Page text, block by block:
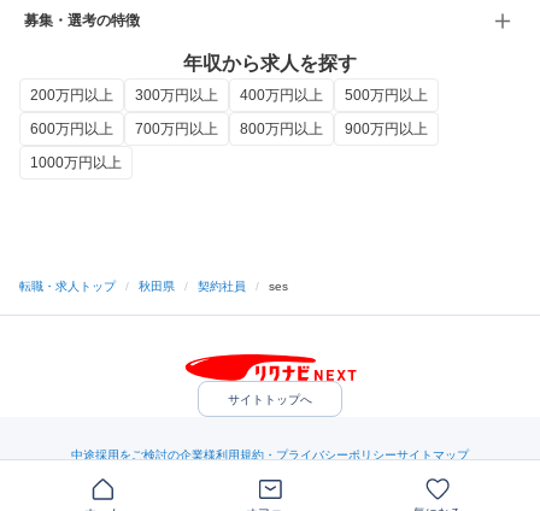
募集・選考の特徴
年収から求人を探す
200万円以上 300万円以上 400万円以上
500万円以上
600万円以上
700万円以上 800万円以上
900万円以上
1000万円以上
転職・求人トップ / 秋田県 / 契約社員 / ses
サイトトップへ
中途採用をご検討の企業様利用規約・プライバシーポリシーサイトマップ
（C）Indeed Inc.